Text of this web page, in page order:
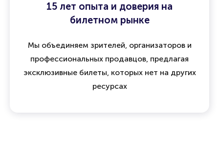
15 лет опыта и доверия на
билетном рынке
Мы объединяем зрителей, организаторов и
профессиональных продавцов, предлагая
эксклюзивные билеты, которых нет на других
ресурсах